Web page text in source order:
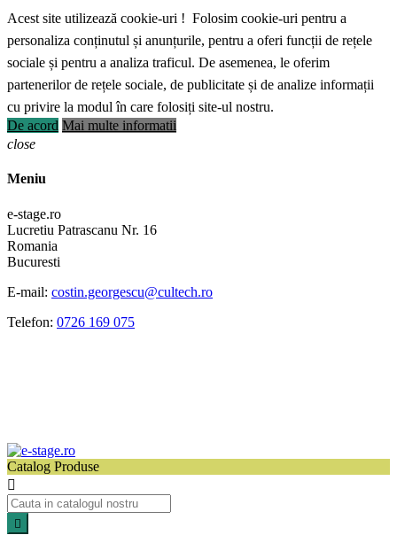
Acest site utilizează cookie-uri ! Folosim cookie-uri pentru a
personaliza conținutul și anunțurile, pentru a oferi funcții de rețele
sociale și pentru a analiza traficul. De asemenea, le oferim
partenerilor de rețele sociale, de publicitate și de analize informații
cu privire la modul în care folosiți site-ul nostru.
De acord Mai multe informatii
close
Meniu
e-stage.ro
Lucretiu Patrascanu Nr. 16
Romania
Bucuresti
E-mail: costin.georgescu@cultech.ro
Telefon: 0726 169 075
Catalog Produse

